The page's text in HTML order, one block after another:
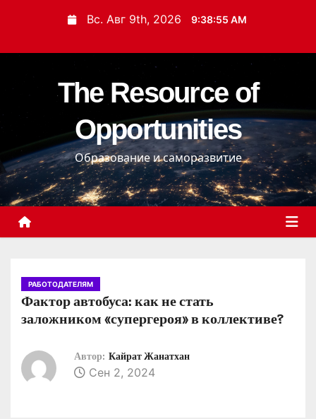
и
с
о
д
Вс. Авг 9th, 2026 9:38:56 AM
The Resource of
Opportunities
Образование и саморазвитие
РАБОТОДАТЕЛЯМ
Фактор автобуса: как не стать
заложником «супергероя» в коллективе?
Автор: Кайрат Жанатхан
Сен 2, 2024